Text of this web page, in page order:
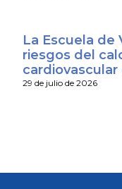
La Escuela de
riesgos del
29 de julio de 2026